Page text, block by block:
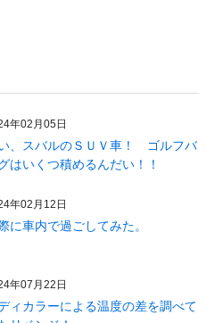
年02月05日
、スバルのＳＵＶ車！ ゴルフバ
はいくつ積めるんだい！！
年02月12日
に車内で過ごしてみた。
年07月22日
ィカラーによる温度の差を調べて